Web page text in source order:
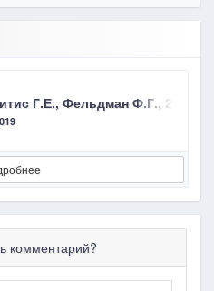
Г.Е., Фельдман Ф.Г., 2019,
комментарий?